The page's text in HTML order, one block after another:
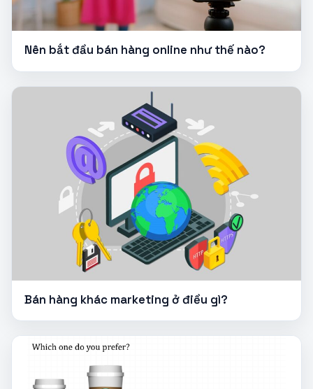
Nên bắt đầu bán hàng online như thế nào?
Bán hàng khác marketing ở điều gì?